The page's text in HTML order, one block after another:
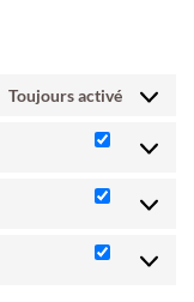
Toujours activé
Marketing